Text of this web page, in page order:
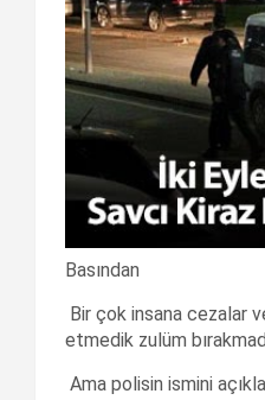
Basından
Bir çok insana cezalar
etmedik zulüm
Ama polisin ismini